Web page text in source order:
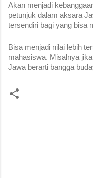
Akan menjadi
petunjuk dalam aksara
tersendiri bagi yang bisa
Bisa menjadi nilai lebih
mahasiswa. Misalnya
Jawa berarti bangga